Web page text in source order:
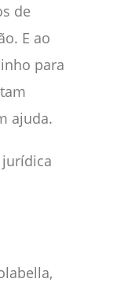
de
E ao
para
ajuda.
jurídica